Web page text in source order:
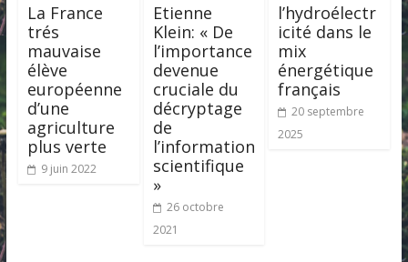
La France
trés
mauvaise
élève
européenne
d’une
agriculture
plus verte
9 juin 2022
Etienne
Klein: « De
l’importance
devenue
cruciale du
décryptage
de
l’information
scientifique
»
26 octobre
2021
l’hydroélectr
icité dans le
mix
énergétique
français
20 septembre
2025